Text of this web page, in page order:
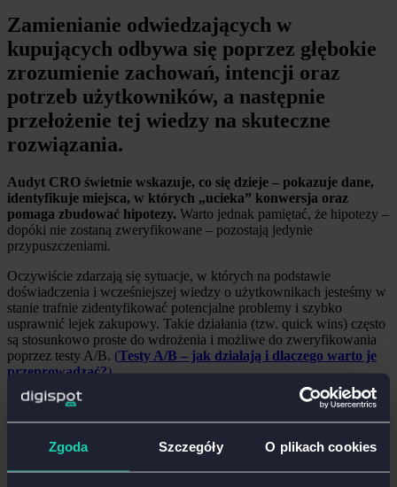
Zgoda Szczegóły O plikach cookies
Zamienianie odwiedzających w
kupujących odbywa się poprzez głębokie
zrozumienie zachowań, intencji oraz
potrzeb użytkowników, a następnie
przełożenie tej wiedzy na skuteczne
rozwiązania.
Audyt CRO świetnie wskazuje, co się dzieje – pokazuje dane,
identyfikuje miejsca, w których „ucieka” konwersja oraz
pomaga zbudować hipotezy. Warto jednak pamiętać, że hipotezy –
dopóki nie zostaną zweryfikowane – pozostają jedynie
przypuszczeniami.
Oczywiście zdarzają się sytuacje, w których na podstawie
doświadczenia i wcześniejszej wiedzy o użytkownikach jesteśmy w
stanie trafnie zidentyfikować potencjalne problemy i szybko
usprawnić lejek zakupowy. Takie działania (tzw. quick wins) często
są stosunkowo proste do wdrożenia i możliwe do zweryfikowania
poprzez testy A/B. (Testy A/B – jak działają i dlaczego warto je
przeprowadzać?)
Jednak z perspektywy UX researcherki jedno jest pewne –
sytuacjach, gdy nie dysponujemy solidną bazą wiedzy jakościowej,